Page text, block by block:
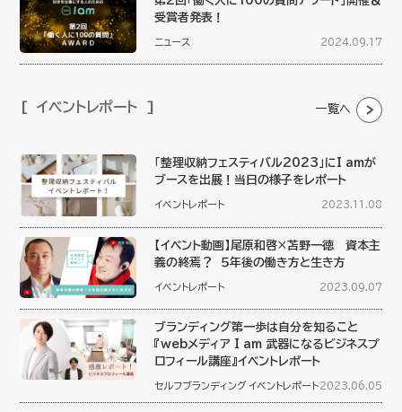
受賞者発表！
ニュース 2024.09.17
イベントレポート 一覧へ
「整理収納フェスティバル2023」にI amが
ブースを出展！当日の様子をレポート
イベントレポート 2023.11.08
【イベント動画】尾原和啓×苫野一徳 資本主
義の終焉？ ５年後の働き方と生き方
イベントレポート 2023.09.07
ブランディング第一歩は自分を知ること
『webメディア I am 武器になるビジネスプ
ロフィール講座』イベントレポート
セルフブランディング イベントレポート 2023.06.05